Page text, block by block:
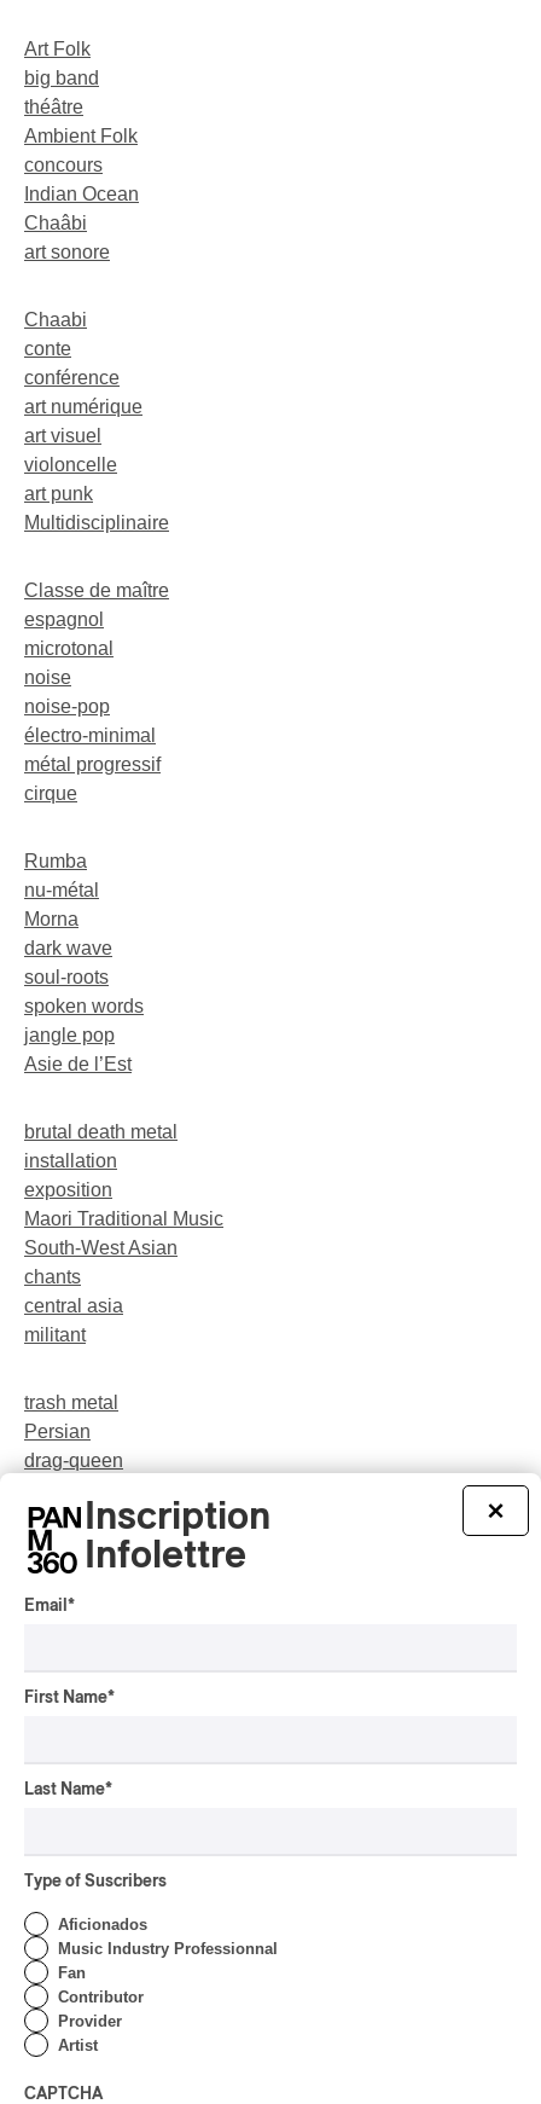
Art Folk
big band
théâtre
Ambient Folk
concours
Indian Ocean
Chaâbi
art sonore
Chaabi
conte
conférence
art numérique
art visuel
violoncelle
art punk
Multidisciplinaire
Classe de maître
espagnol
microtonal
noise
noise-pop
électro-minimal
métal progressif
cirque
Rumba
nu-métal
Morna
dark wave
soul-roots
spoken words
jangle pop
Asie de l’Est
brutal death metal
installation
exposition
Maori Traditional Music
South-West Asian
chants
central asia
militant
trash metal
Persian
drag-queen
néo-jazz
Indigenous Soul Music
théâtre musical
pop
party
rap-jazz
pop-opéra
Downbeat
Chansonnier
chaoui
latin house
glam
pop symphonique
musique traditionnelle
pow wow
×
Inscription
Infolettre
Email *
First Name*
Last Name*
Type of Suscribers
Aficionados
Music Industry Professionnal
Fan
Contributor
Provider
Artist
CAPTCHA